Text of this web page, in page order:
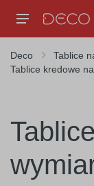
Deco Tablice
Tablice kredowe